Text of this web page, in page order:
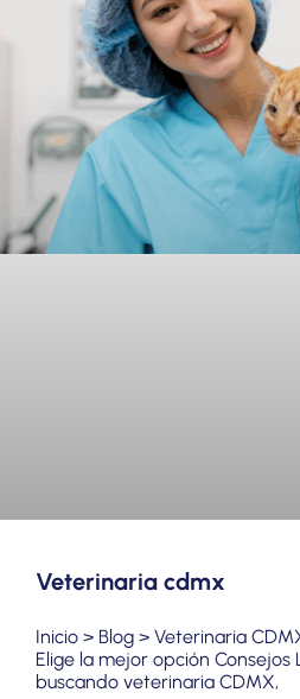
Veterinaria cdmx
Inicio > Blog > Veterinaria
Elige la mejor opción Consejos
buscando veterinaria CDMX,